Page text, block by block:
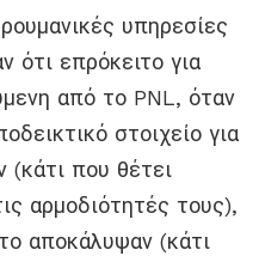
υπηρεσίες
ότι επρόκειτο για
από το PNL, όταν
στοιχείο για
που θέτει
αρμοδιότητές τους),
αποκάλυψαν (κάτι